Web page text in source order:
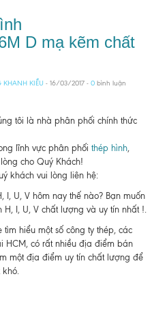
D mạ kẽm chất
KHANH KIỀU - 16/03/2017 - 0 bình luận
tôi là nhà phân phối chính thức
lĩnh vực phân phối thép hình,
cho Quý Khách!
khách vui lòng liên hệ:
I, U, V hôm nay thế nào? Bạn muốn
I, U, V chất lượng và uy tín nhất !.
hiểu một số công ty thép, các
HCM, có rất nhiều địa điểm bán
một địa điểm uy tín chất lượng để
khó.